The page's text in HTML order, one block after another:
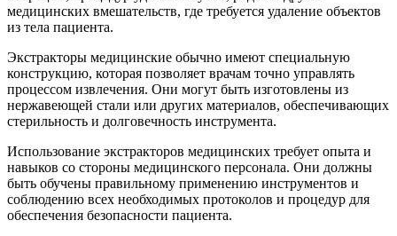
медицинских вмешательств, где требуется удаление объектов
из тела пациента.
Экстракторы медицинские обычно имеют специальную
конструкцию, которая позволяет врачам точно управлять
процессом извлечения. Они могут быть изготовлены из
нержавеющей стали или других материалов, обеспечивающих
стерильность и долговечность инструмента.
Использование экстракторов медицинских требует опыта и
навыков со стороны медицинского персонала. Они должны
быть обучены правильному применению инструментов и
соблюдению всех необходимых протоколов и процедур для
обеспечения безопасности пациента.